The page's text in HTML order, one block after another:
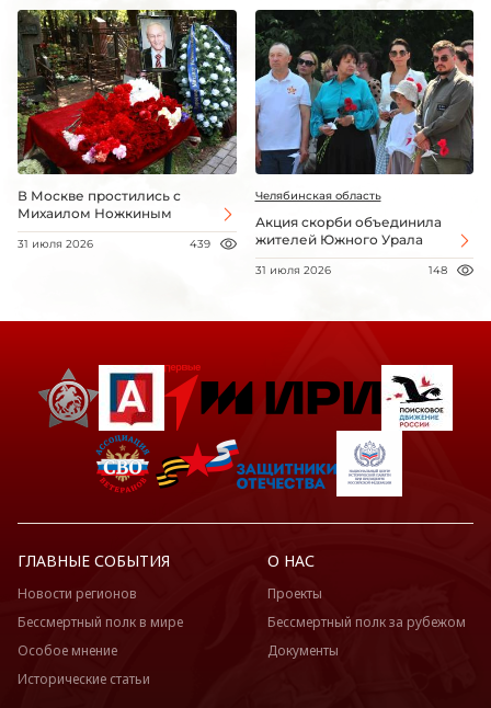
В Москве простились с
Михаилом Ножкиным
31 июля 2026 439
Челябинская область
Акция скорби объединила
жителей Южного Урала
31 июля 2026 148
ГЛАВНЫЕ СОБЫТИЯ
Новости регионов
Бессмертный полк в мире
Особое мнение
Исторические статьи
О НАС
Проекты
Бессмертный полк за рубежом
Документы